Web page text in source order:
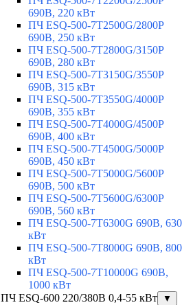
690В, 220 кВт
ПЧ ESQ-500-7T2500G/2800P
690В, 250 кВт
ПЧ ESQ-500-7T2800G/3150P
690В, 280 кВт
ПЧ ESQ-500-7T3150G/3550P
690В, 315 кВт
ПЧ ESQ-500-7T3550G/4000P
690В, 355 кВт
ПЧ ESQ-500-7T4000G/4500P
690В, 400 кВт
ПЧ ESQ-500-7T4500G/5000P
690В, 450 кВт
ПЧ ESQ-500-7T5000G/5600P
690В, 500 кВт
ПЧ ESQ-500-7T5600G/6300P
690В, 560 кВт
ПЧ ESQ-500-7T6300G 690В, 630
кВт
ПЧ ESQ-500-7T8000G 690В, 800
кВт
ПЧ ESQ-500-7T10000G 690В,
1000 кВт
ПЧ ESQ-600 220/380В 0,4-55 кВт
▼